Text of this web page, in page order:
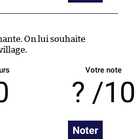
On lui souhaite
Votre note
/10
Noter